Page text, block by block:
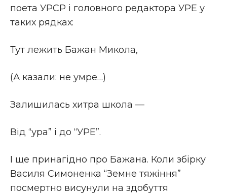
поета УРСР і головного редактора УРЕ у
таких рядках:
Тут лежить Бажан Микола,
(А казали: не умре…)
Залишилась хитра школа —
Від “ура” і до “УРЕ”.
І ще принагідно про Бажана. Коли збірку
Василя Симоненка “Земне тяжіння”
посмертно висунули на здобуття